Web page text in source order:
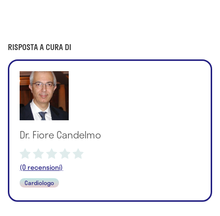
RISPOSTA A CURA DI
Dr. Fiore Candelmo
(0 recensioni)
Cardiologo